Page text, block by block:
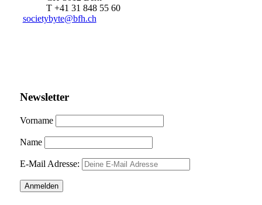
T +41 31 848 55 60
societybyte@bfh.ch
Newsletter
Vorname
Name
E-Mail Adresse: